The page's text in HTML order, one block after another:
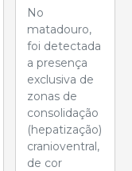
No
matadouro,
foi detectada
a presença
exclusiva de
zonas de
consolidação
(hepatização)
cranioventral,
de cor